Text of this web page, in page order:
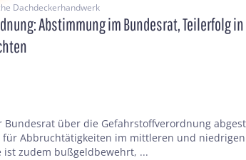
Dachdeckerhandwerk
Abstimmung im Bundesrat, Teilerfolg in
Bundesrat über die Gefahrstoffverordnung
für Abbruchtätigkeiten im mittleren und niedrigen
ist zudem bußgeldbewehrt, ...